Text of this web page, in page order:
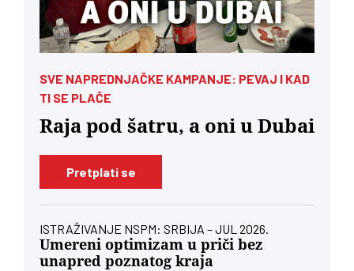
SVE NAPREDNJAČKE KAMPANJE: PEVAJ I KAD
TI SE PLAČE
Raja pod šatru, a oni u Dubai
Pretplati se
ISTRAŽIVANJE NSPM: SRBIJA – JUL 2026.
Umereni optimizam u priči bez
unapred poznatog kraja